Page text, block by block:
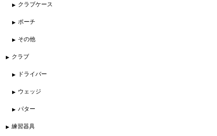
クラブケース
ポーチ
その他
クラブ
ドライバー
ウェッジ
パター
練習器具